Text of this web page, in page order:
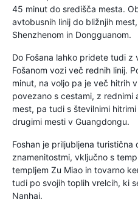
45 minut do središča mesta.
avtobusnih linij do bližnjih
Shenzhenom in Dongguanom.
Do Fošana lahko pridete tudi z
Fošanom vozi več rednih linij.
minut, na voljo pa je več hitrih
povezano s cestami, z rednimi
mest, pa tudi s številnimi
drugimi mesti v Guangdongu.
Foshan je priljubljena turistična
znamenitostmi, vključno s
templjem Zu Miao in tovarno
tudi po svojih toplih vrelcih, ki
Nanhai.